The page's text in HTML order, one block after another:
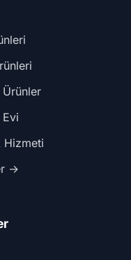
Hizmeti
→